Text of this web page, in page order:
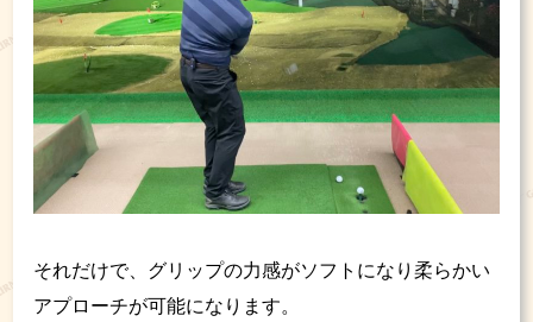
それだけで、グリップの力感がソフトになり柔らかい
アプローチが可能になります。